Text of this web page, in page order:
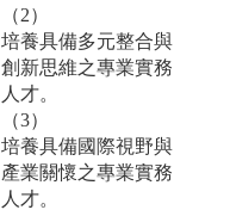
（2）
培養具備多元整合與
創新思維之專業實務
人才。
（3）
培養具備國際視野與
產業關懷之專業實務
人才。